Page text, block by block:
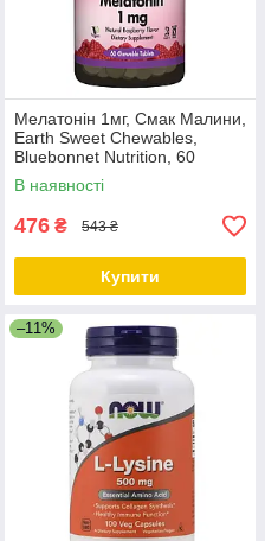
Мелатонін 1мг, Смак Малини,
Earth Sweet Chewables,
Bluebonnet Nutrition, 60
жувальних таблеток
В наявності
476 ₴ 543 ₴
Купити
–11%